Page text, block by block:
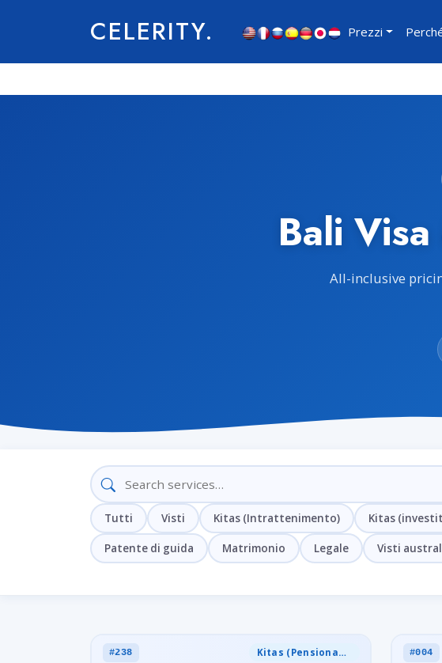
CELERITY. Prezzi
Bali
All-inclusive
Tutti Visti Kitas (Intrattenimento) Kitas
Patente di guida Matrimonio Legale Visti
#238 Kitas (Pensionamento) #004